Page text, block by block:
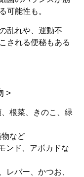
可能性も。
乱れや、運動不
される便秘もある
＞
根菜、きのこ、緑
など
ンド、アボカドな
レバー、かつお、